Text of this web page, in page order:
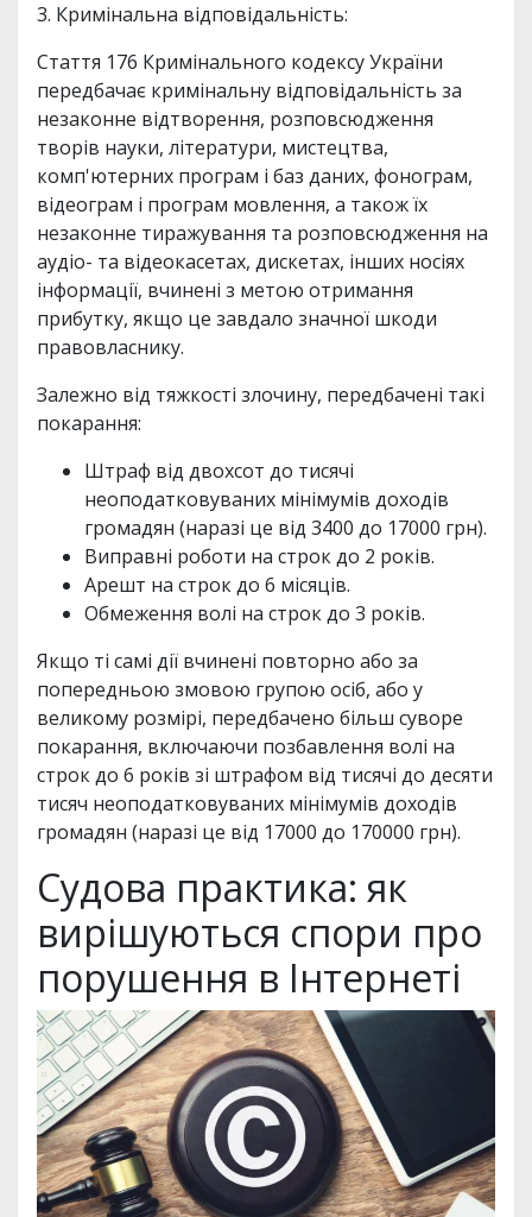
3. Кримінальна відповідальність:
Стаття 176 Кримінального кодексу України
передбачає кримінальну відповідальність за
незаконне відтворення, розповсюдження
творів науки, літератури, мистецтва,
комп'ютерних програм і баз даних, фонограм,
відеограм і програм мовлення, а також їх
незаконне тиражування та розповсюдження на
аудіо- та відеокасетах, дискетах, інших носіях
інформації, вчинені з метою отримання
прибутку, якщо це завдало значної шкоди
правовласнику.
Залежно від тяжкості злочину, передбачені такі
покарання:
Штраф від двохсот до тисячі
неоподатковуваних мінімумів доходів
громадян (наразі це від 3400 до 17000 грн).
Виправні роботи на строк до 2 років.
Арешт на строк до 6 місяців.
Обмеження волі на строк до 3 років.
Якщо ті самі дії вчинені повторно або за
попередньою змовою групою осіб, або у
великому розмірі, передбачено більш суворе
покарання, включаючи позбавлення волі на
строк до 6 років зі штрафом від тисячі до десяти
тисяч неоподатковуваних мінімумів доходів
громадян (наразі це від 17000 до 170000 грн).
Судова практика: як
вирішуються спори про
порушення в Інтернеті